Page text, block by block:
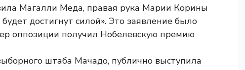
Магалли Меда, правая рука Марии Корины
достигнут силой». Это заявление было
оппозиции получил Нобелевскую премию
штаба Мачадо, публично выступила